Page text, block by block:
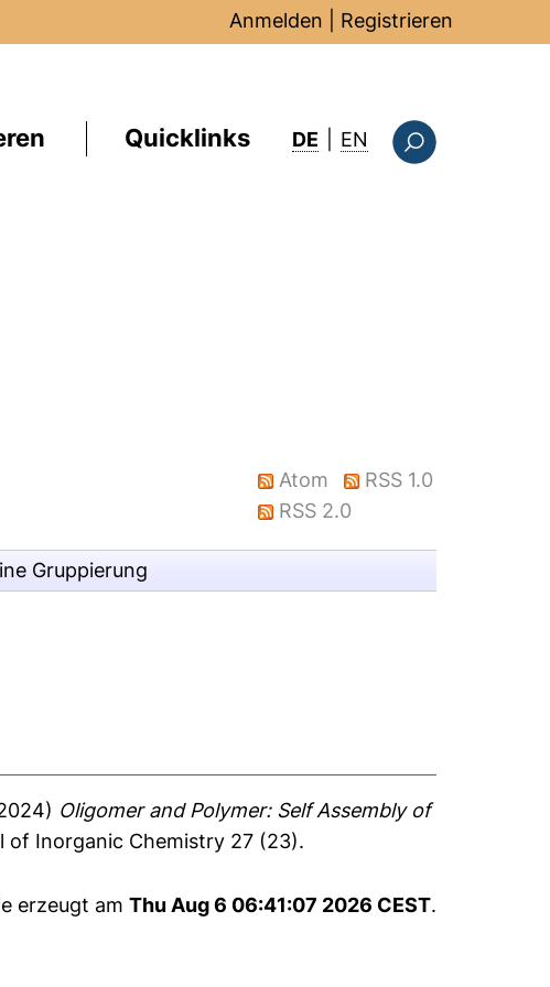
Anmelden Registrieren
Quicklinks DE EN : this page in
Atom
RSS 1.0
RSS 2.0
Gruppierung
Oligomer and Polymer: Self Assembly of
of Inorganic Chemistry 27 (23).
erzeugt am Thu Aug 6 06:41:07 2026 CEST.